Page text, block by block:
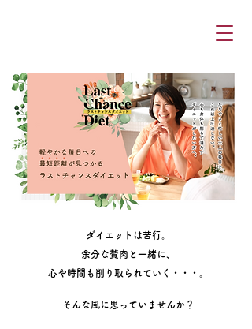
ダイエットは苦行。
余分な贅肉と一緒に、
心や時間も削り取られていく・・・。
そんな風に思っていませんか？